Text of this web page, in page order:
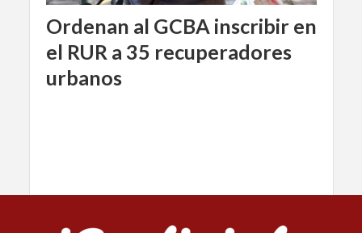
Ordenan al GCBA inscribir en
el RUR a 35 recuperadores
urbanos